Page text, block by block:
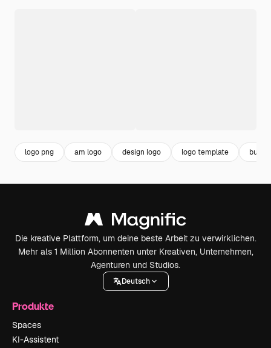
logo png am logo design logo logo template
Die kreative Plattform, um deine beste Arbeit zu verwirklichen.
Mehr als 1 Million Abonnenten unter Kreativen, Unternehmen,
Agenturen und Studios.
Deutsch
Produkte
Spaces
KI-Assistent